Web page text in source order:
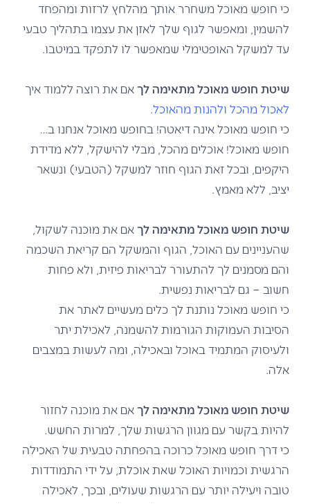
כי חופש מאוכל משחרר אותך מהלחץ לרזות ומהפחד
להשמין, ומאפשר לגוף שלך לאזן את עצמו בתהליך טבעי
עד למשקל האופטימלי שמאפשר לו לתפקד במיטבו.
שיטת חופש מאוכל מתאימה לךאם את רוצה ללמוד איך
לאכול מהכל ולהנות מהאוכל.
כי חופש מאוכל אינה דיאטה! בחופש מאוכל אנחנו ב…
חופש מאוכל! אוכלים מהכל, מבלי להישקל, ללא מדידת
היקפים, ובכל זאת הגוף חוזר למשקל (הטבעי) ונשאר
יציב, ללא מאמץ.
שיטת חופש מאוכל מתאימה לךאם את מוכנה לשקול,
שהעניינים עם האוכל, הגוף והמשקל הם קריאת השכמה
והם מסמנים לך להתעורר לבריאות פיזית, ולא פחות
חשוב – גם לבריאות נפשית.
כי חופש מאוכל נותנת לך כלים מעשיים לאתר את
הסיבות העמוקות הגורמות להשמנה, לאכילת יתר
ולעיסוק המתמיד באוכל ובאכילה, ומה לעשות במצבים
אלה.
שיטת חופש מאוכל מתאימה לךאם את מוכנה לחזור
להיות בקשר עם מגוון הרגשות שלך, למרות החשש.
כי דרך חופש מאוכל כרוכה בהפחתה טבעית של האכילה
הרגשית וכמויות האוכל שאת אוכלת, על ידי התמודדות
טובה ויעילה יותר עם הרגשות שעולים, ובכך, לאכילה